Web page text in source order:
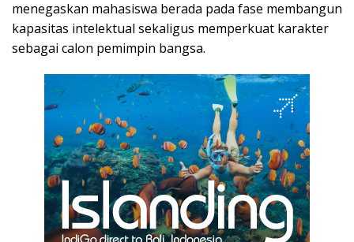
menegaskan mahasiswa berada pada fase membangun
kapasitas intelektual sekaligus memperkuat karakter
sebagai calon pemimpin bangsa.